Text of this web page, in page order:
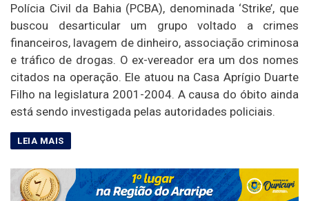
Polícia Civil da Bahia (PCBA), denominada ‘Strike’, que
buscou desarticular um grupo voltado a crimes
financeiros, lavagem de dinheiro, associação criminosa
e tráfico de drogas. O ex-vereador era um dos nomes
citados na operação. Ele atuou na Casa Aprígio Duarte
Filho na legislatura 2001-2004. A causa do óbito ainda
está sendo investigada pelas autoridades policiais.